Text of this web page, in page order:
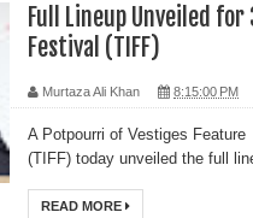
Full Lineup Unveiled
Festival (TIFF)
Murtaza Ali Khan 8:15:00 PM
A Potpourri of Vestiges
(TIFF) today unveiled the full
READ MORE